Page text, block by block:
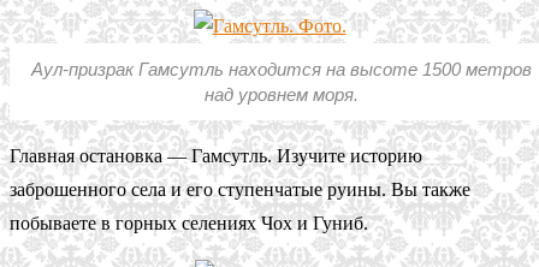
Аул-призрак Гамсутль находится на высоте 1500 метров
над уровнем моря.
Главная остановка — Гамсутль. Изучите историю
заброшенного села и его ступенчатые руины. Вы также
побываете в горных селениях Чох и Гуниб.